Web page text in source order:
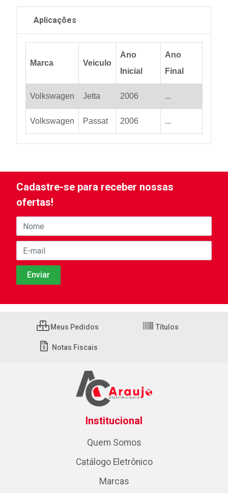
Aplicações
Marca Veiculo
Ano
Inicial
Ano
Final
Volkswagen Jetta 2006 ...
Volkswagen Passat 2006 ...
Cadastre-se para receber nossas
ofertas!
Meus Pedidos Títulos
Notas Fiscais
Institucional
Quem Somos
Catálogo Eletrônico
Marcas